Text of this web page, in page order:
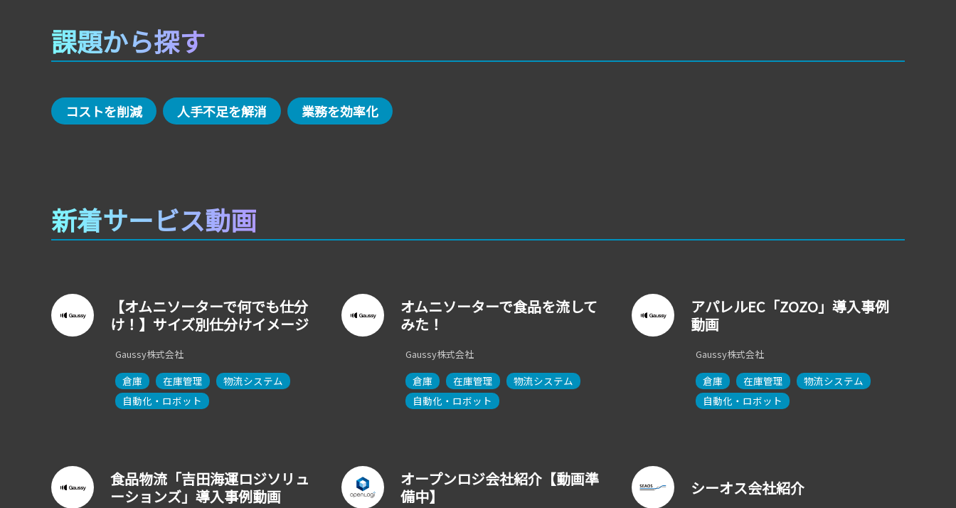
課題から探す
コストを削減 人手不足を解消 業務を効率化
新着サービス動画
【オムニソーターで何でも仕分
け！】サイズ別仕分けイメージ
Gaussy株式会社
倉庫 在庫管理
物流システム
自動化・ロボット
オムニソーターで食品を流して
みた！
Gaussy株式会社
倉庫 在庫管理
物流システム
自動化・ロボット
アパレルEC「ZOZO」導入事例
動画
Gaussy株式会社
倉庫 在庫管理
物流システム
自動化・ロボット
食品物流「吉田海運ロジソリュ
ーションズ」導入事例動画
オープンロジ会社紹介【動画準
備中】
シーオス会社紹介